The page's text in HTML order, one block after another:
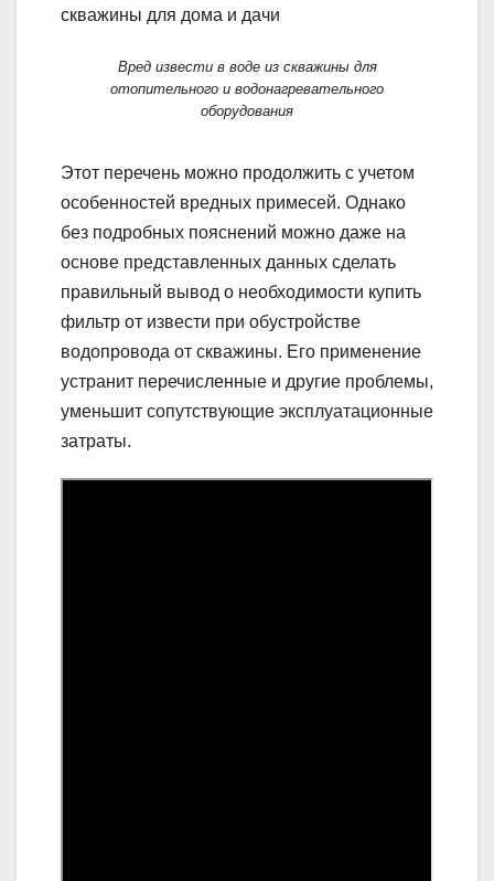
Вред извести в воде из скважины для
отопительного и водонагревательного
оборудования
Этот перечень можно продолжить с учетом
особенностей вредных примесей. Однако
без подробных пояснений можно даже на
основе представленных данных сделать
правильный вывод о необходимости купить
фильтр от извести при обустройстве
водопровода от скважины. Его применение
устранит перечисленные и другие проблемы,
уменьшит сопутствующие эксплуатационные
затраты.